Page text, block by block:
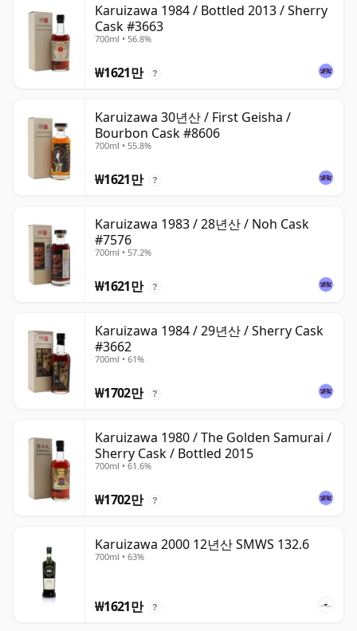
Karuizawa 1984 / Bottled 2013 / Sherry
Cask #3663
700ml • 56.8%
₩1621만 ?
Karuizawa 30년산 / First Geisha /
Bourbon Cask #8606
700ml • 55.8%
₩1621만 ?
Karuizawa 1983 / 28년산 / Noh Cask
#7576
700ml • 57.2%
₩1621만 ?
Karuizawa 1984 / 29년산 / Sherry Cask
#3662
700ml • 61%
₩1702만 ?
Karuizawa 1980 / The Golden Samurai /
Sherry Cask / Bottled 2015
700ml • 61.6%
₩1702만 ?
Karuizawa 2000 12년산 SMWS 132.6
700ml • 63%
₩1621만 ?